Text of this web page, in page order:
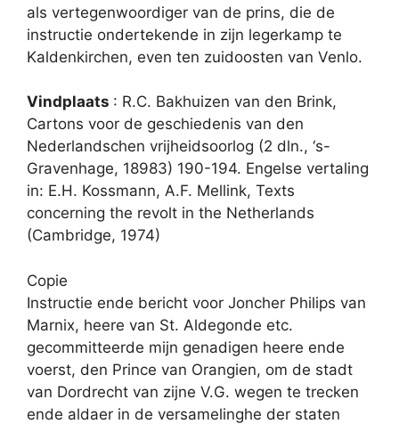
als vertegenwoordiger van de prins, die de
instructie ondertekende in zijn legerkamp te
Kaldenkirchen, even ten zuidoosten van Venlo.
Vindplaats : R.C. Bakhuizen van den Brink,
Cartons voor de geschiedenis van den
Nederlandschen vrijheidsoorlog (2 dln., ‘s-
Gravenhage, 18983) 190-194. Engelse vertaling
in: E.H. Kossmann, A.F. Mellink, Texts
concerning the revolt in the Netherlands
(Cambridge, 1974)
Copie
Instructie ende bericht voor Joncher Philips van
Marnix, heere van St. Aldegonde etc.
gecommitteerde mijn genadigen heere ende
voerst, den Prince van Orangien, om de stadt
van Dordrecht van zijne V.G. wegen te trecken
ende aldaer in de versamelinghe der staten